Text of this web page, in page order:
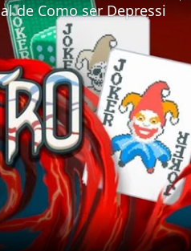
de Como ser Depressivo